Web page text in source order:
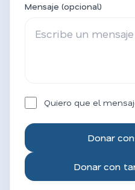
Mensaje (opcional)
Quiero que el
Donar con
Donar con